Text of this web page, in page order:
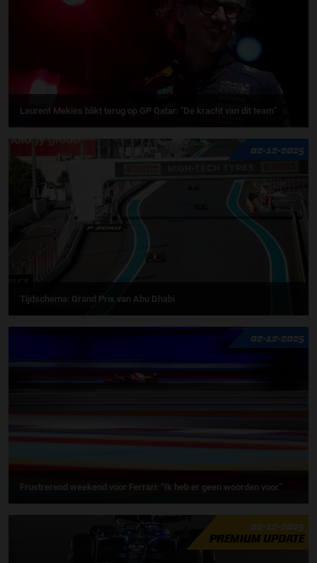
Laurent Mekies blikt terug op GP Qatar: "De kracht van dit team"
02-12-2025
Tijdschema: Grand Prix van Abu Dhabi
02-12-2025
Frustrerend weekend voor Ferrari: “Ik heb er geen woorden voor”
02-12-2025
PREMIUM UPDATE